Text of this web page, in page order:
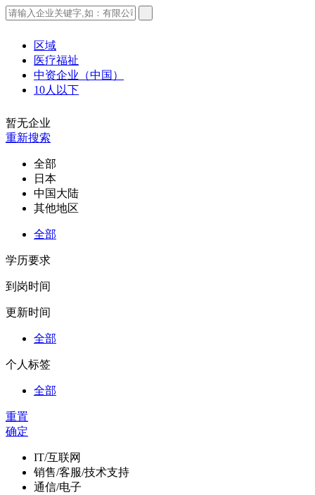
区域
医疗福祉
中资企业（中国）
10人以下
暂无企业
重新搜索
全部
日本
中国大陆
其他地区
全部
学历要求
到岗时间
更新时间
全部
个人标签
全部
重置
确定
IT/互联网
销售/客服/技术支持
通信/电子